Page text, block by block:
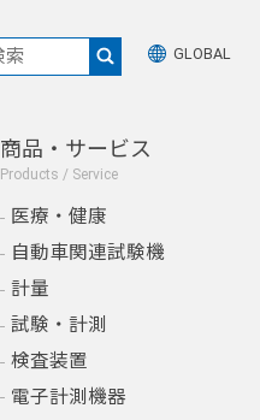
GLOBAL
商品・サービス
Products / Service
医療・健康
自動車関連試験機
計量
試験・計測
検査装置
電子計測機器